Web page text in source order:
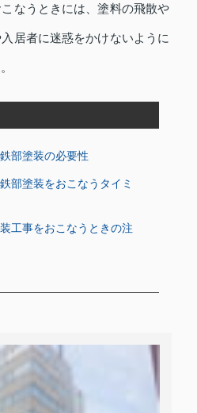
なうときには、塗料の飛散や
居者に迷惑をかけないように
部塗装の必要性
部塗装をおこなうタイミ
工事をおこなうときの注